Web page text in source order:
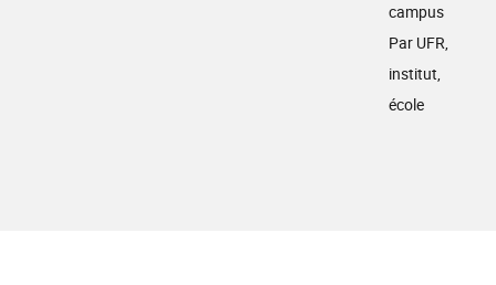
campus
Par UFR,
institut,
école